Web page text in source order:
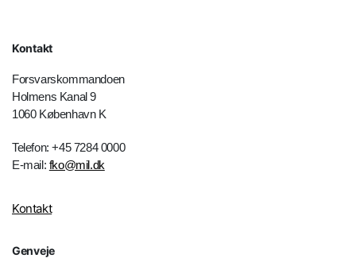
Kontakt
Forsvarskommandoen
Holmens Kanal 9
1060 København K
Telefon: +45 7284 0000
E-mail: fko@mil.dk
Kontakt
Genveje